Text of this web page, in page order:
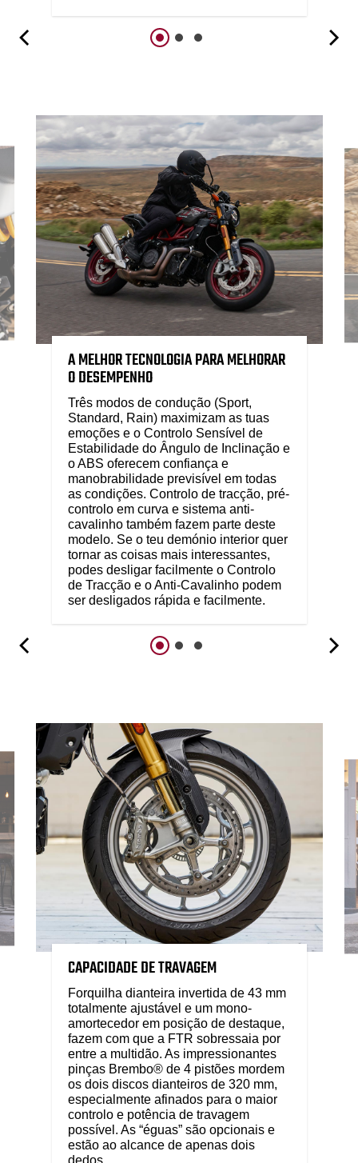
A MELHOR TECNOLOGIA PARA MELHORAR
O DESEMPENHO
Três modos de condução (Sport,
Standard, Rain) maximizam as tuas
emoções e o Controlo Sensível de
Estabilidade do Ângulo de Inclinação e
o ABS oferecem confiança e
manobrabilidade previsível em todas
as condições. Controlo de tracção, pré-
controlo em curva e sistema anti-
cavalinho também fazem parte deste
modelo. Se o teu demónio interior quer
tornar as coisas mais interessantes,
podes desligar facilmente o Controlo
de Tracção e o Anti-Cavalinho podem
ser desligados rápida e facilmente.
CAPACIDADE DE TRAVAGEM
Forquilha dianteira invertida de 43 mm
totalmente ajustável e um mono-
amortecedor em posição de destaque,
fazem com que a FTR sobressaia por
entre a multidão. As impressionantes
pinças Brembo® de 4 pistões mordem
os dois discos dianteiros de 320 mm,
especialmente afinados para o maior
controlo e potência de travagem
possível. As “éguas” são opcionais e
estão ao alcance de apenas dois
dedos.